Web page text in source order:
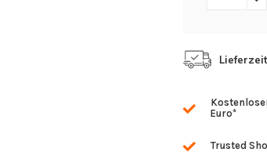
Euro*
Trusted